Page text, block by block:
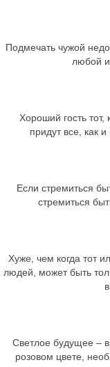
Подмечать чужой
любой
Хороший гость
придут все, как
Если стремиться
стремиться
Хуже, чем когда тот
людей, может быть
Светлое будущее –
розовом цвете,